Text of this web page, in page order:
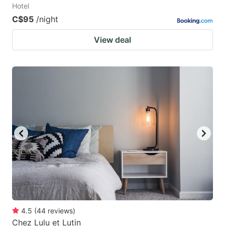
Hotel
C$95 /night
View deal
4.5 (44 reviews)
Chez Lulu et Lutin